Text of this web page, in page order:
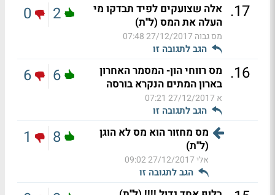
17
. אלה שצועקים לפיד תבדקו מי
העלה את המס (ל"ת)
מס גבוה 27/12/2017 07:48
הגב לתגובה זו
2
0
16
. מס רווחי הון- המסמר האחרון
בארון המתים הנקרא בורסה
א 27/12/2017 07:21
הגב לתגובה זו
6
6
מס מחזור הוא מס לא הוגן
(ל"ת)
אלי27/12/2017 09:02
הגב לתגובה זו
8
1